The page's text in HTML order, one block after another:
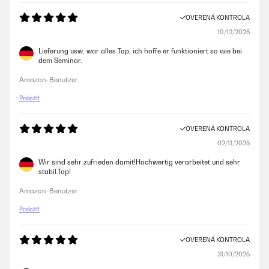
OVERENÁ KONTROLA
19/12/2025
Lieferung usw. war alles Top, ich hoffe er funktioniert so wie bei
dem Seminar.
Amazon-Benutzer
Preložiť
OVERENÁ KONTROLA
02/11/2025
Wir sind sehr zufrieden damit!Hochwertig verarbeitet und sehr
stabil.Top!
Amazon-Benutzer
Preložiť
OVERENÁ KONTROLA
31/10/2025